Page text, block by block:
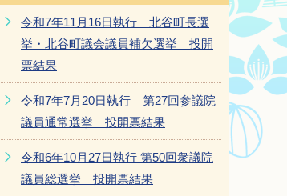
令和7年11月16日執行 北谷町長選
挙・北谷町議会議員補欠選挙 投開
票結果
令和7年7月20日執行 第27回参議院
議員通常選挙 投開票結果
令和6年10月27日執行 第50回衆議院
議員総選挙 投開票結果